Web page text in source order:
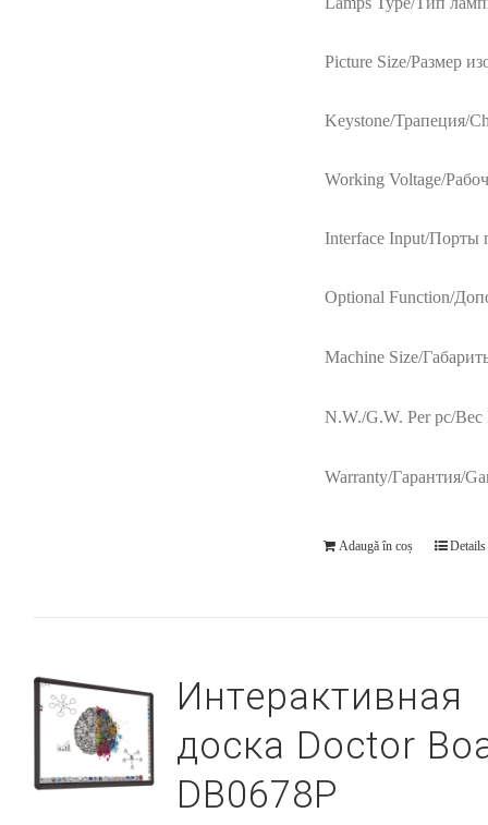
Picture Size/Размер
Keystone/Трапеция/
Working Voltage/
Interface Input/Порты
Optional Function/
Machine Size/
N.W./G.W. Per pc/
Warranty/Гарантия/
Adaugă în coș Details
Интерактивная
доска Doctor
DB0678P